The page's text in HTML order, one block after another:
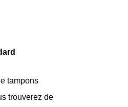
tampons
trouverez de